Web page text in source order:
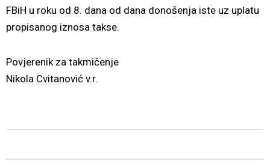
FBiH u roku od 8. dana od dana donošenja iste uz uplatu
propisanog iznosa takse.
Povjerenik za takmičenje
Nikola Cvitanović v.r.